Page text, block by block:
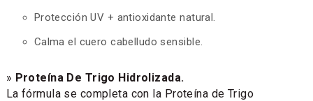
Protección UV + antioxidante natural.
Calma el cuero cabelludo sensible.
» Proteína De Trigo Hidrolizada.
La fórmula se completa con la Proteína de Trigo